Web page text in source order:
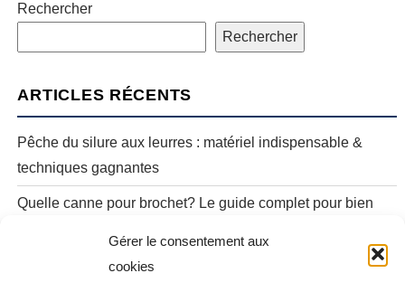
Gérer le consentement aux
cookies
Rechercher
Rechercher
ARTICLES RÉCENTS
Pêche du silure aux leurres : matériel indispensable &
techniques gagnantes
Quelle canne pour brochet? Le guide complet pour bien
Pêche de la perche commune à vue : techniques, matériel